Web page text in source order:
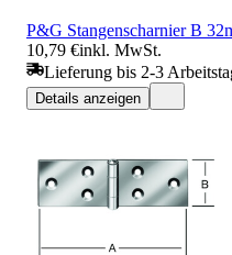
P&G Stangenscharnier B
10,79 €inkl. MwSt.
Lieferung bis 2-3
Details anzeigen